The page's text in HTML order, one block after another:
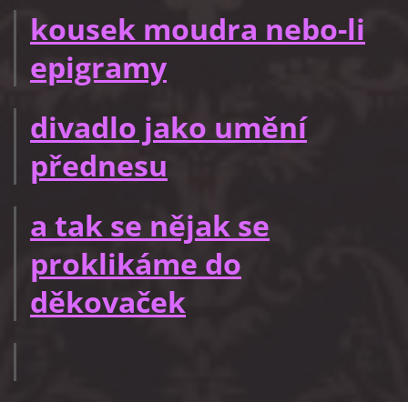
kousek moudra nebo-li
epigramy
divadlo jako umění
přednesu
a tak se nějak se
proklikáme do
děkovaček